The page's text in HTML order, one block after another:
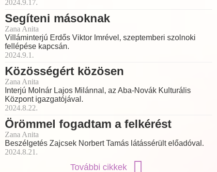
2024.9.17.
Segíteni másoknak
Zana Anita
Villáminterjú Erdős Viktor Imrével, szeptemberi szolnoki
fellépése kapcsán.
2024.9.1.
Közösségért közösen
Zana Anita
Interjú Molnár Lajos Milánnal, az Aba-Novák Kulturális
Központ igazgatójával.
2024.8.22.
Örömmel fogadtam a felkérést
Zana Anita
Beszélgetés Zajcsek Norbert Tamás látássérült előadóval.
2024.8.21.
További cikkek